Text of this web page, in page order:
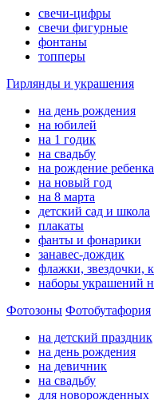
свечи-цифры
свечи фигурные
фонтаны
топперы
Гирлянды и украшения
на день рождения
на юбилей
на 1 годик
на свадьбу
на рождение ребенка
на новый год
на 8 марта
детский сад и школа
плакаты
фанты и фонарики
занавес-дождик
флажки, звездочки,
наборы украшений
Фотозоны Фотобутафория
на детский праздник
на день рождения
на девичник
на свадьбу
для новорожденных